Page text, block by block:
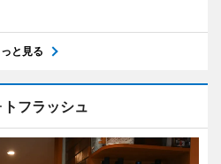
っと見る
トフラッシュ